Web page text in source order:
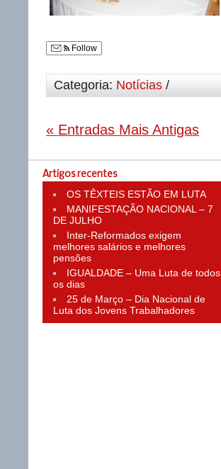
Follow
Categoria: Notícias /
« Entradas Mais Antigas
Artigos recentes
OS TÊXTEIS ESTÃO EM LUTA
MANIFESTAÇÃO NACIONAL – 7
DE JULHO
Inter-Reformados exigem
melhores salários e melhores
pensões
IGUALDADE – Uma Luta de todos
os dias
25 de Março – Dia Nacional de
Luta dos Jovens Trabalhadores